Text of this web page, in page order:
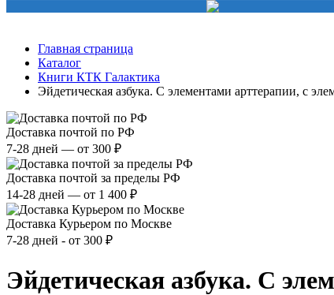
Главная страница
Каталог
Книги КТК Галактика
Эйдетическая азбука. С элементами арттерапии, с
Доставка почтой по РФ
7-28 дней — от 300 ₽
Доставка почтой за пределы РФ
14-28 дней — от 1 400 ₽
Доставка Курьером по Москве
7-28 дней - от 300 ₽
Эйдетическая азбука. С